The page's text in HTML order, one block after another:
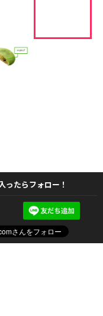
ったらフォロー！